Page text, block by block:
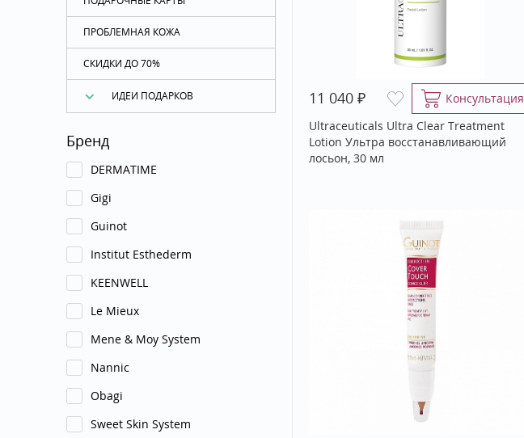
ПРОБЛЕМНАЯ КОЖА
СКИДКИ ДО 70%
ИДЕИ ПОДАРКОВ
Бренд
DERMATIME
Gigi
Guinot
Institut Esthederm
KEENWELL
Le Mieux
Mene & Moy System
Nannic
Obagi
Sweet Skin System
11 040 ₽
Консультация
Ultraceuticals Ultra Clear Treatment
Lotion Ультра восстанавливающий
лосьон, 30 мл